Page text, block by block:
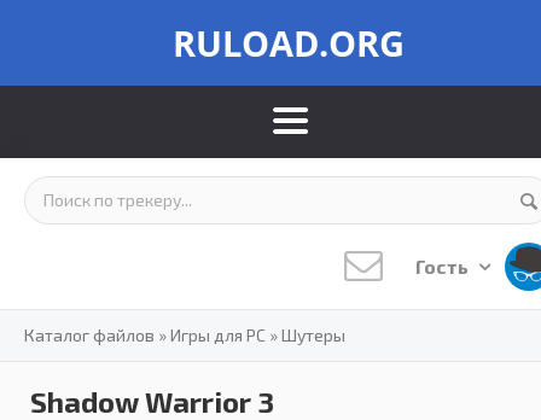
RULOAD.ORG
Гость
Каталог файлов »Игры для PC »Шутеры
Shadow Warrior 3